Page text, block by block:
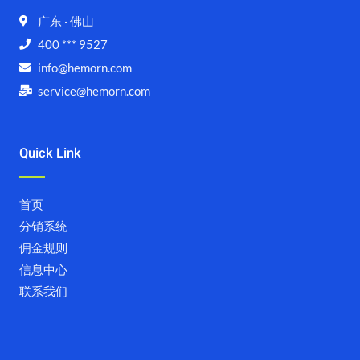
Quick Link
首页
分销系统
佣金规则
信息中心
联系我们
广东 · 佛山
400 *** 9527
info@hemorn.com
service@hemorn.com